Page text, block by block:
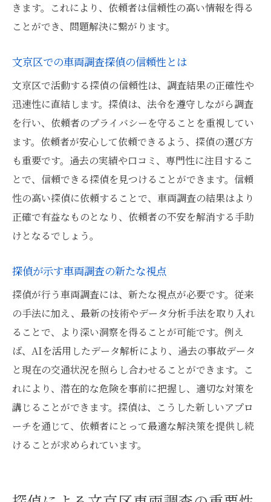
探偵が提供する文京区での調査サービス
探偵による迅速な調査と結果の信頼性
探偵が解決する文京区の交通問題
探偵活用で得られる車両調査の安心感
探偵が提供する文京区の車両調査サービス
探偵が可能にする文京区の包括的調査
車両調査における探偵のサービス内容
文京区での調査を探偵に依頼する利点
探偵が導く文京区の車両管理の解決策
きます。これにより、依頼者は信頼性の高い情報を得る
ことができ、問題解決に繋がります。
文京区での車両調査探偵の信頼性とは
文京区で活動する探偵の信頼性は、調査結果の正確性や
迅速性に直結します。探偵は、法令を遵守しながら調査
を行い、依頼者のプライバシーを守ることを重視してい
ます。依頼者が安心して依頼できるよう、探偵の選び方
も重要です。過去の実績や口コミ、専門性に注目するこ
とで、信頼できる探偵を見つけることができます。信頼
性の高い探偵に依頼することで、車両調査の結果はより
正確で有益なものとなり、依頼者の不安を解消する手助
けとなるでしょう。
探偵が示す車両調査の新たな視点
探偵が行う車両調査には、新たな視点が必要です。従来
の手法に加え、最新の技術やデータ分析手法を取り入れ
ることで、より深い洞察を得ることが可能です。例え
ば、AIを活用したデータ解析により、過去の事故データ
と現在の交通状況を照らし合わせることができます。こ
れにより、潜在的な危険を事前に把握し、適切な対策を
講じることができます。探偵は、こうした新しいアプロ
ーチを通じて、依頼者にとって最適な解決策を提供し続
けることが求められています。